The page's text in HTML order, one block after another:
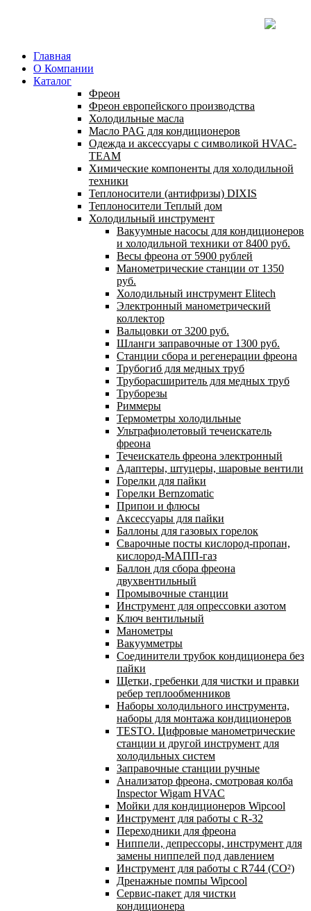
Главная
О Компании
Каталог
Фреон
Фреон европейского производства
Холодильные масла
Масло PAG для кондиционеров
Одежда и аксессуары с символикой HVAC-
TEAM
Химические компоненты для холодильной
техники
Теплоносители (антифризы) DIXIS
Теплоносители Теплый дом
Холодильный инструмент
Вакуумные насосы для кондиционеров
и холодильной техники от 8400 руб.
Весы фреона от 5900 рублей
Манометрические станции от 1350
руб.
Холодильный инструмент Elitech
Электронный манометрический
коллектор
Вальцовки от 3200 руб.
Шланги заправочные от 1300 руб.
Станции сбора и регенерации фреона
Трубогиб для медных труб
Труборасширитель для медных труб
Труборезы
Риммеры
Термометры холодильные
Ультрафиолетовый течеискатель
фреона
Течеискатель фреона электронный
Адаптеры, штуцеры, шаровые вентили
Горелки для пайки
Горелки Bernzomatic
Припои и флюсы
Аксессуары для пайки
Баллоны для газовых горелок
Сварочные посты кислород-пропан,
кислород-МАПП-газ
Баллон для сбора фреона
двухвентильный
Промывочные станции
Инструмент для опрессовки азотом
Ключ вентильный
Манометры
Вакуумметры
Соединители трубок кондиционера без
пайки
Щетки, гребенки для чистки и правки
ребер теплообменников
Наборы холодильного инструмента,
наборы для монтажа кондиционеров
TESTO. Цифровые манометрические
станции и другой инструмент для
холодильных систем
Заправочные станции ручные
Анализатор фреона, смотровая колба
Inspector Wigam HVAC
Мойки для кондиционеров Wipcool
Инструмент для работы с R-32
Переходники для фреона
Ниппели, депрессоры, инструмент для
замены ниппелей под давлением
Инструмент для работы с R744 (CO²)
Дренажные помпы Wipcool
Сервис-пакет для чистки
кондиционера